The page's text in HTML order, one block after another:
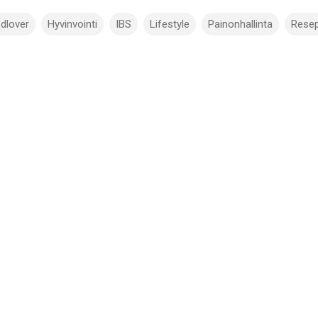
Hyvinvointi IBS Lifestyle Painonhallinta